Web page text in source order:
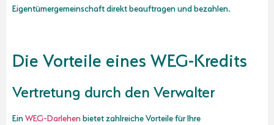
Eigentümergemeinschaft direkt beauftragen und bezahlen.
Die Vorteile eines WEG-Kredits
Vertretung durch den Verwalter
EinWEG-Darlehenbietet zahlreiche Vorteile für Ihre